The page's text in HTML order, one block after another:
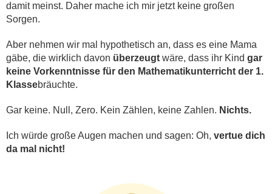
damit meinst. Daher mache ich mir jetzt keine großen
Sorgen.
Aber nehmen wir mal hypothetisch an, dass es eine Mama
gäbe, die wirklich davon überzeugt wäre, dass ihr Kind gar
keine Vorkenntnisse für den Mathematikunterricht der 1.
Klassebräuchte.
Gar keine. Null, Zero. Kein Zählen, keine Zahlen. Nichts.
Ich würde große Augen machen und sagen: Oh, vertue dich
da mal nicht!